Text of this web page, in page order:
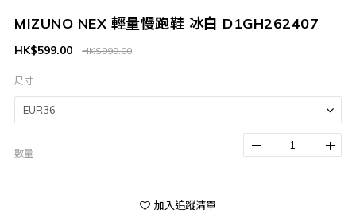
MIZUNO NEX 輕量慢跑鞋 冰白 D1GH262407
HK$999.00
HK$599.00
尺寸
數量
加入追蹤清單